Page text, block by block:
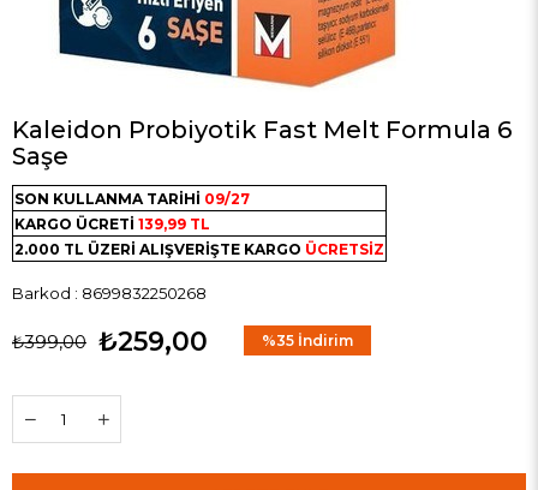
Kaleidon Probiyotik Fast Melt Formula 6
Saşe
SON KULLANMA TARİHİ 09/27
KARGO ÜCRETİ 139,99 TL
2.000 TL ÜZERİ ALIŞVERİŞTE KARGO ÜCRETSİZ
Barkod : 8699832250268
₺399,00 ₺259,00 %35 İndirim